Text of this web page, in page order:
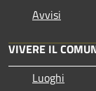
Avvisi
VIVERE IL
Luoghi